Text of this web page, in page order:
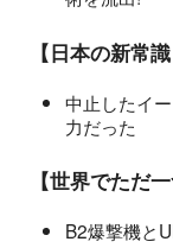
【日本の新常
中止したイ
力だった
【世界でただ
B2爆撃機と